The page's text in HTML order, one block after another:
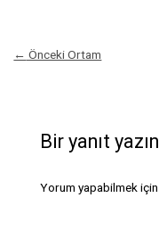
← Önceki Ortam
Bir yanıt yazın
Yorum yapabilmek için